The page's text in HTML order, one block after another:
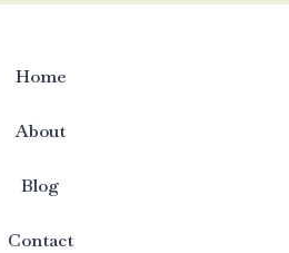
Home
About
Blog
Contact